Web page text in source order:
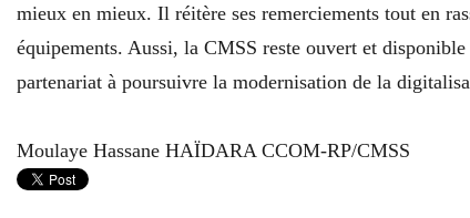
mieux en mieux. Il réitère ses remerciements tout en
équipements. Aussi, la CMSS reste ouvert et
partenariat à poursuivre la modernisation de la
Moulaye Hassane HAÏDARA CCOM-RP/CMSS